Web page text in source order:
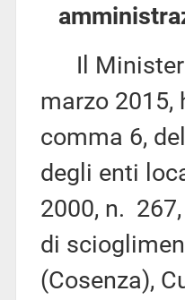
Il
marzo 2015,
comma 6,
degli enti
2000, n.
di
(Cosenza),